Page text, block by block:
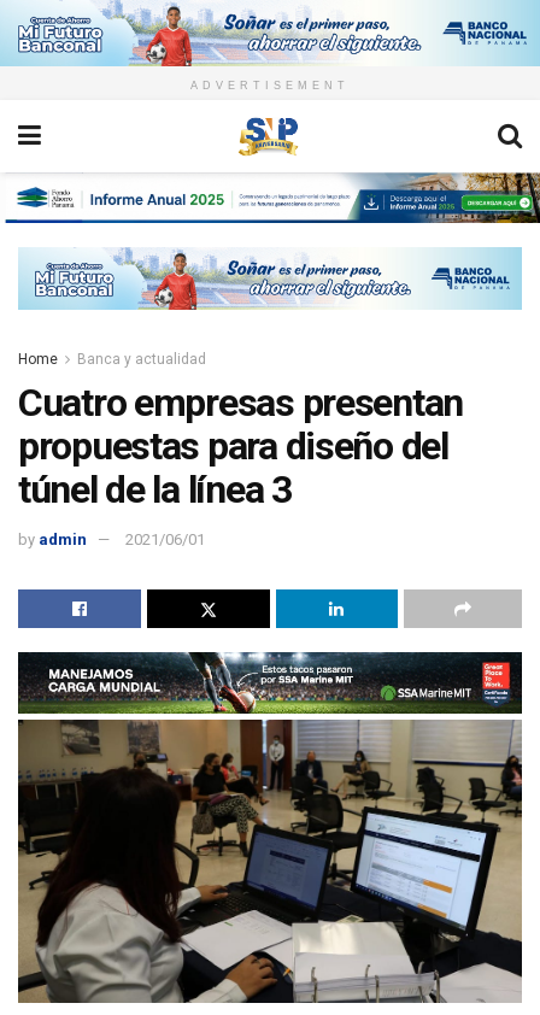
ADVERTISEMENT
Home Banca y actualidad
Cuatro empresas presentan
propuestas para diseño del
túnel de la línea 3
by admin 2021/06/01